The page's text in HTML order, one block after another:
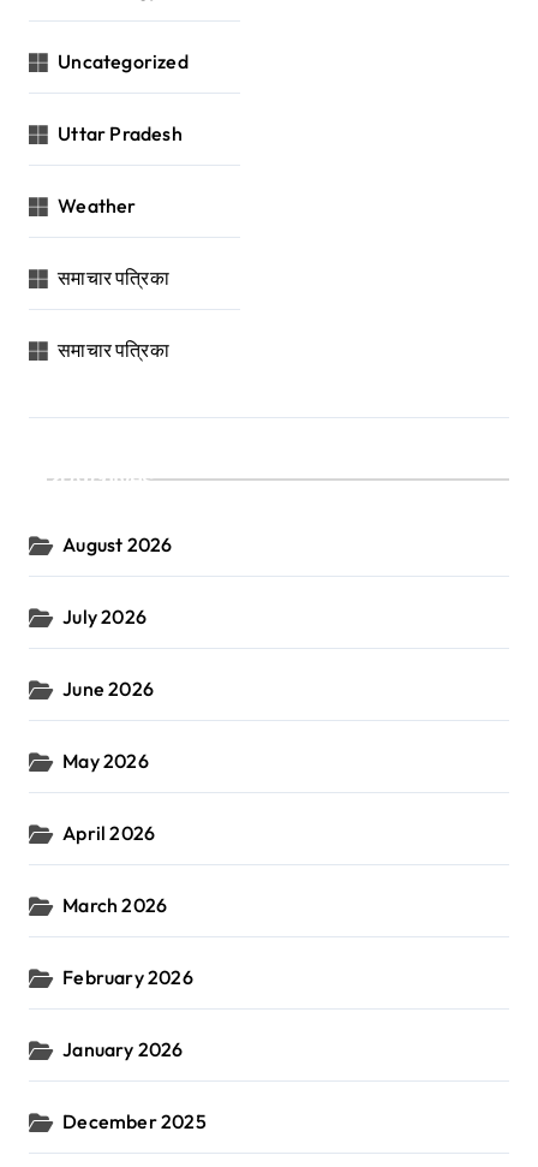
Uncategorized
Uttar Pradesh
Weather
समाचार पत्रिका
समाचार पत्रिका
Archives
August 2026
July 2026
June 2026
May 2026
April 2026
March 2026
February 2026
January 2026
December 2025